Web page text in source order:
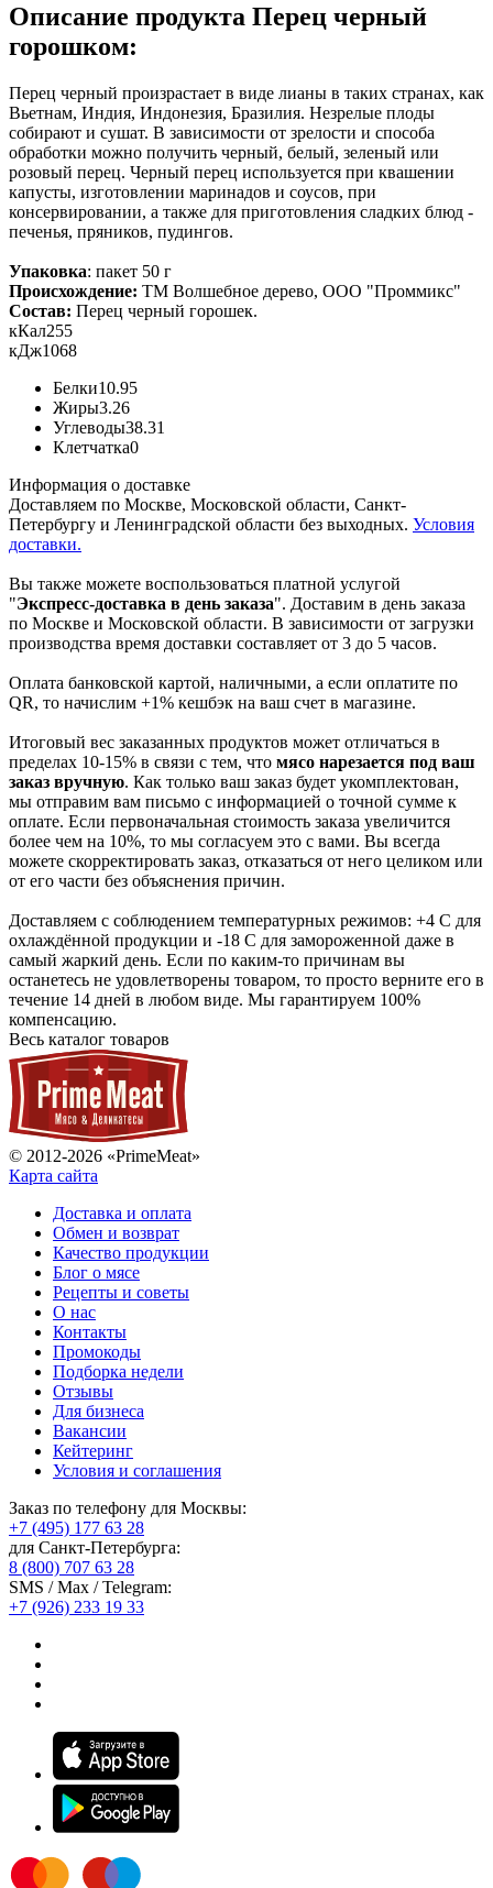
Описание продукта Перец черный
горошком:
Перец черный произрастает в виде лианы в таких странах, как
Вьетнам, Индия, Индонезия, Бразилия. Незрелые плоды
собирают и сушат. В зависимости от зрелости и способа
обработки можно получить черный, белый, зеленый или
розовый перец. Черный перец используется при квашении
капусты, изготовлении маринадов и соусов, при
консервировании, а также для приготовления сладких блюд -
печенья, пряников, пудингов.
Упаковка: пакет 50 г
Происхождение: ТМ Волшебное дерево, ООО "Проммикс"
Состав: Перец черный горошек.
кКал255
кДж1068
Белки10.95
Жиры3.26
Углеводы38.31
Клетчатка0
Информация о доставке
Доставляем по Москве, Московской области, Санкт-
Петербургу и Ленинградской области без выходных. Условия
доставки.
Вы также можете воспользоваться платной услугой
"Экспресс-доставка в день заказа". Доставим в день заказа
по Москве и Московской области. В зависимости от загрузки
производства время доставки составляет от 3 до 5 часов.
Оплата банковской картой, наличными, а если оплатите по
QR, то начислим +1% кешбэк на ваш счет в магазине.
Итоговый вес заказанных продуктов может отличаться в
пределах 10-15% в связи с тем, что мясо нарезается под ваш
заказ вручную. Как только ваш заказ будет укомплектован,
мы отправим вам письмо с информацией о точной сумме к
оплате. Если первоначальная стоимость заказа увеличится
более чем на 10%, то мы согласуем это с вами. Вы всегда
можете скорректировать заказ, отказаться от него целиком или
от его части без объяснения причин.
Доставляем с соблюдением температурных режимов: +4 С для
охлаждённой продукции и -18 С для замороженной даже в
самый жаркий день. Если по каким-то причинам вы
останетесь не удовлетворены товаром, то просто верните его в
течение 14 дней в любом виде. Мы гарантируем 100%
компенсацию.
Весь каталог товаров
© 2012-2026 «PrimeMeat»
Карта сайта
Доставка и оплата
Обмен и возврат
Качество продукции
Блог о мясе
Рецепты и советы
О нас
Контакты
Промокоды
Подборка недели
Отзывы
Для бизнеса
Вакансии
Кейтеринг
Условия и соглашения
Заказ по телефону для Москвы:
+7 (495) 177 63 28
для Санкт-Петербурга:
8 (800) 707 63 28
SMS / Max / Telegram:
+7 (926) 233 19 33